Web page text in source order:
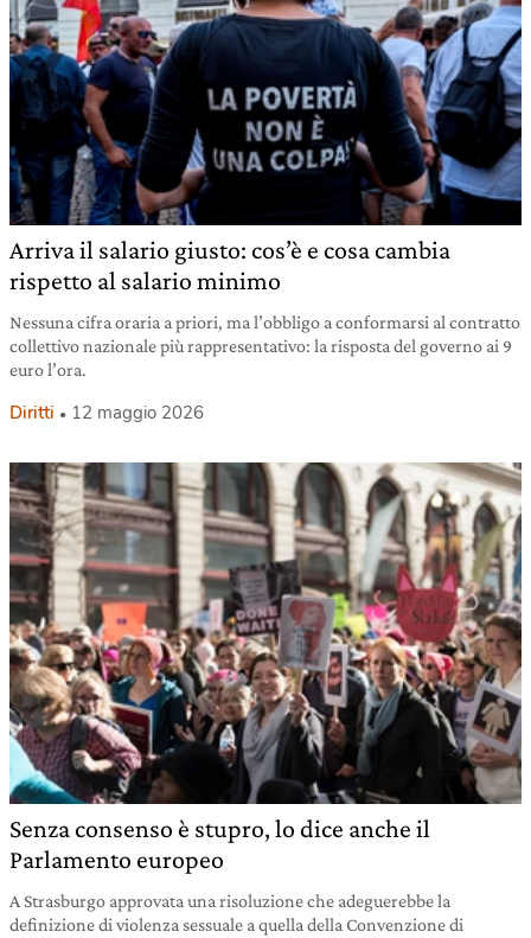
Arriva il salario giusto: cos’è e cosa cambia
rispetto al salario minimo
Nessuna cifra oraria a priori, ma l’obbligo a conformarsi al contratto
collettivo nazionale più rappresentativo: la risposta del governo ai 9
euro l’ora.
Diritti 12 maggio 2026
Senza consenso è stupro, lo dice anche il
Parlamento europeo
A Strasburgo approvata una risoluzione che adeguerebbe la
definizione di violenza sessuale a quella della Convenzione di